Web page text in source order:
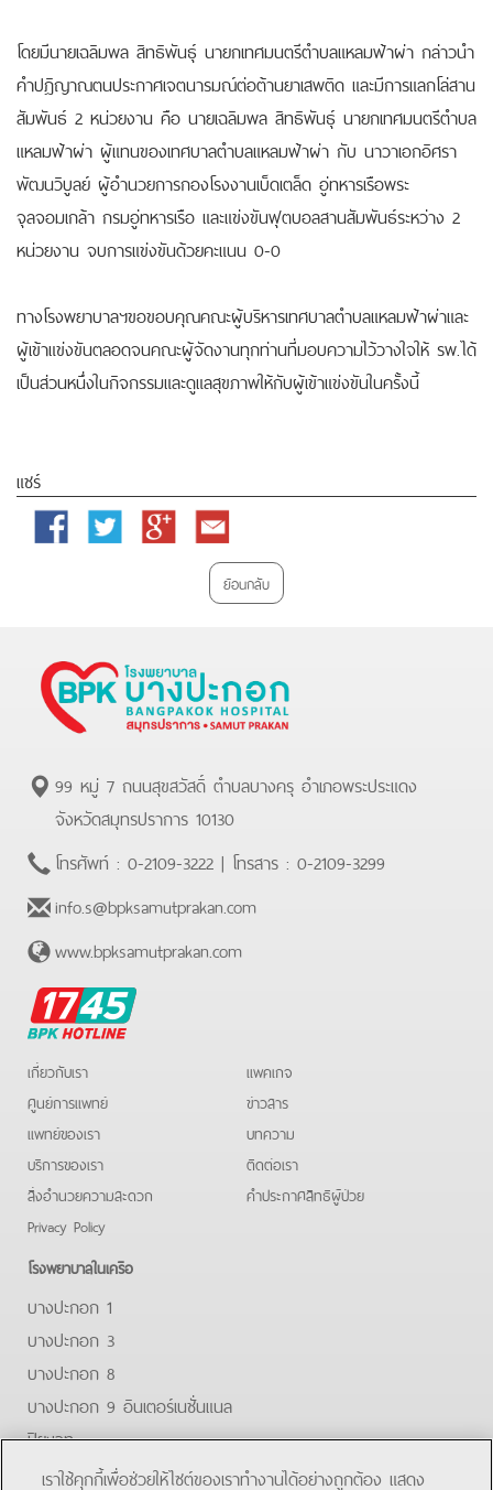
โดยมีนายเฉลิมพล สิทธิพันธุ์ นายกเทศมนตรีตำบลแหลมฟ้าผ่า กล่าวนำ
คำปฎิญาณตนประกาศเจตนารมณ์ต่อต้านยาเสพติด และมีการแลกโล่สาน
สัมพันธ์ 2 หน่วยงาน คือ นายเฉลิมพล สิทธิพันธุ์ นายกเทศมนตรีตำบล
แหลมฟ้าผ่า ผู้แทนของเทศบาลตำบลแหลมฟ้าผ่า กับ นาวาเอกอิศรา
พัฒนวิบูลย์ ผู้อำนวยการกองโรงงานเบ็ดเตล็ด อู่ทหารเรือพระ
จุลจอมเกล้า กรมอู่ทหารเรือ และแข่งขันฟุตบอลสานสัมพันธ์ระหว่าง 2
หน่วยงาน จบการแข่งขันด้วยคะแนน 0-0
ทางโรงพยาบาลฯขอขอบคุณคณะผู้บริหารเทศบาลตำบลแหลมฟ้าผ่าและ
ผู้เข้าแข่งขันตลอดจนคณะผู้จัดงานทุกท่านที่มอบความไว้วางใจให้ รพ.ได้
เป็นส่วนหนึ่งในกิจกรรมและดูแลสุขภาพให้กับผู้เข้าแข่งขันในครั้งนี้
แชร์
Facebook Twitter
Google
Email
ย้อนกลับ
99 หมู่ 7 ถนนสุขสวัสดิ์ ตำบลบางครุ อำเภอพระประแดง
จังหวัดสมุทรปราการ 10130
โทรศัพท์ : 0-2109-3222 | โทรสาร : 0-2109-3299
info.s@bpksamutprakan.com
www.bpksamutprakan.com
BPK
Hotline
เกี่ยวกับเรา
ศูนย์การแพทย์
แพทย์ของเรา
บริการของเรา
สิ่งอำนวยความสะดวก
Privacy Policy
แพคเกจ
ข่าวสาร
บทความ
ติดต่อเรา
คําประกาศสิทธิผู้ป่วย
โรงพยาบาลในเครือ
บางปะกอก 1
บางปะกอก 3
บางปะกอก 8
บางปะกอก 9 อินเตอร์เนชั่นแนล
ปิยะเวท
บางปะกอก-รังสิต 2
เราใช้คุกกี้เพื่อช่วยให้ไซต์ของเราทำงานได้อย่างถูกต้อง แสดง